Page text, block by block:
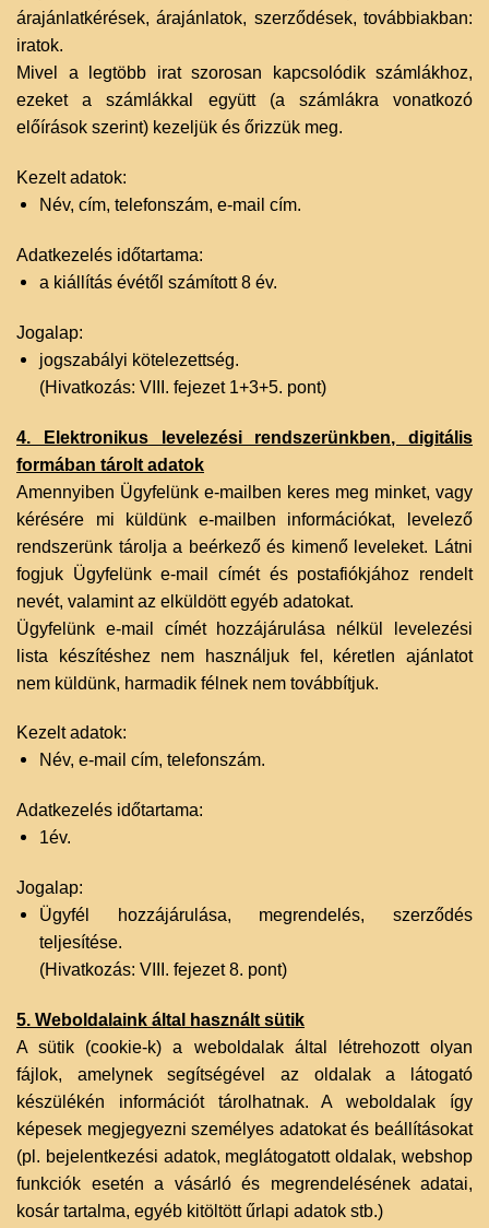
árajánlatkérések, árajánlatok, szerződések, továbbiakban:
iratok.
Mivel a legtöbb irat szorosan kapcsolódik számlákhoz,
ezeket a számlákkal együtt (a számlákra vonatkozó
előírások szerint) kezeljük és őrizzük meg.
Kezelt adatok:
Név, cím, telefonszám, e-mail cím.
Adatkezelés időtartama:
a kiállítás évétől számított 8 év.
Jogalap:
jogszabályi kötelezettség.
(Hivatkozás: VIII. fejezet 1+3+5. pont)‌
4. Elektronikus levelezési rendszerünkben, digitális
formában tárolt adatok
Amennyiben Ügyfelünk e-mailben keres meg minket, vagy
kérésére mi küldünk e-mailben információkat, levelező
rendszerünk tárolja a beérkező és kimenő leveleket. Látni
fogjuk Ügyfelünk e-mail címét és postafiókjához rendelt
nevét, valamint az elküldött egyéb adatokat.
Ügyfelünk e-mail címét hozzájárulása nélkül levelezési
lista készítéshez nem használjuk fel, kéretlen ajánlatot
nem küldünk, harmadik félnek nem továbbítjuk.
Kezelt adatok:
Név, e-mail cím, telefonszám.
Adatkezelés időtartama:
1év.
Jogalap:
Ügyfél hozzájárulása, megrendelés, szerződés
teljesítése.
(Hivatkozás: VIII. fejezet 8. pont)‌
5. Weboldalaink által használt sütik
A sütik (cookie-k) a weboldalak által létrehozott olyan
fájlok, amelynek segítségével az oldalak a látogató
készülékén információt tárolhatnak. A weboldalak így
képesek megjegyezni személyes adatokat és beállításokat
(pl. bejelentkezési adatok, meglátogatott oldalak, webshop
funkciók esetén a vásárló és megrendelésének adatai,
kosár tartalma, egyéb kitöltött űrlapi adatok stb.)